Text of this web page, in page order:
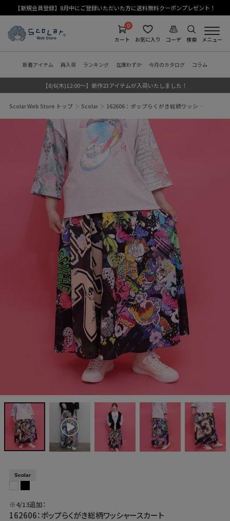
【新規会員登録】8月中にご登録いただいた方に送料無料クーポンプレゼント！
検索
コーデ
お気に入り
0
カート
メニュー
新着アイテム 再入荷 ランキング 在庫わずか 今月のカタログ コラム
【8/6(木)12:00～】新作23アイテムが入荷いたしました！
Scolar Web Store トップ Scolar 162606：ポップらくがき総柄ワッシ…
Scolar
※4/13追加：
162606：ポップらくがき総柄ワッシャースカート